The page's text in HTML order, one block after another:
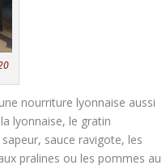
nourriture lyonnaise aussi
lyonnaise, le gratin
sauce ravigote, les
pralines ou les pommes au